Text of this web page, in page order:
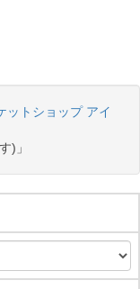
ットショップ アイ
)」